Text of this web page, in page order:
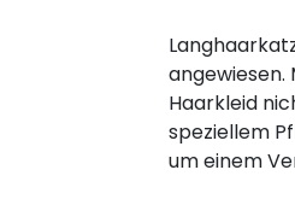
angewiesen.
Haarkleid
speziellem
um einem